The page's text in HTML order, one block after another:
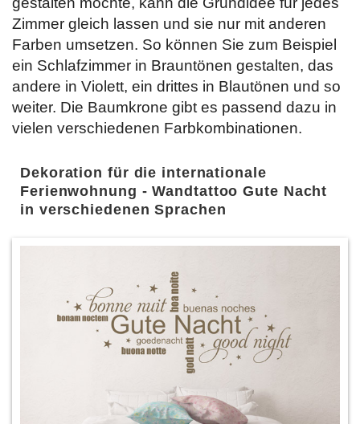
Zimmer gleich lassen und sie nur mit anderen
Farben umsetzen. So können Sie zum Beispiel
ein Schlafzimmer in Brauntönen gestalten, das
andere in Violett, ein drittes in Blautönen und so
weiter. Die Baumkrone gibt es passend dazu in
vielen verschiedenen Farbkombinationen.
Dekoration für die internationale
Ferienwohnung - Wandtattoo Gute Nacht
in verschiedenen Sprachen